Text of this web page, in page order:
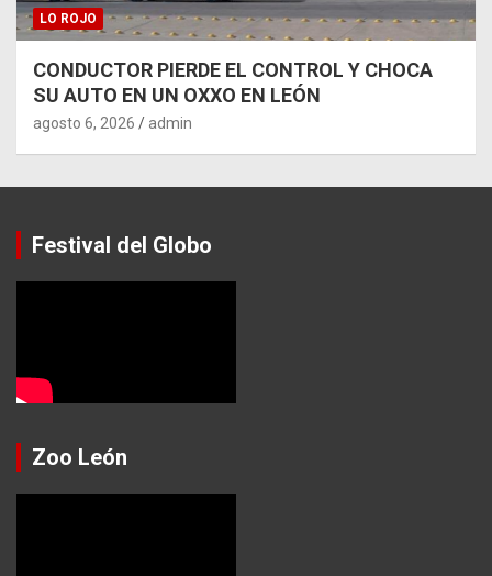
LO ROJO
CONDUCTOR PIERDE EL CONTROL Y CHOCA
SU AUTO EN UN OXXO EN LEÓN
agosto 6, 2026 admin
Festival del Globo
Zoo León